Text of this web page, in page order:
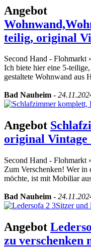
Angebot
teilig, original
Second Hand - Flohmarkt
Ich biete hier eine 5-
gestaltete Wohnwand aus
Bad Nauheim -
Angebot
original Vintage
Second Hand - Flohmarkt
Zum Verschenken! Wer in
möchte, ist mit Mobiliar
Bad Nauheim -
Angebot
zu verschenken